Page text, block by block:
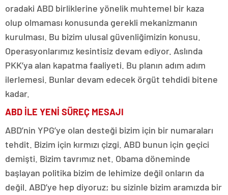
oradaki ABD birliklerine yönelik muhtemel bir kaza
olup olmaması konusunda gerekli mekanizmanın
kurulması. Bu bizim ulusal güvenliğimizin konusu.
Operasyonlarımız kesintisiz devam ediyor. Aslında
PKK’ya alan kapatma faaliyeti. Bu planın adım adım
ilerlemesi. Bunlar devam edecek örgüt tehdidi bitene
kadar.
ABD İLE YENİ SÜREÇ MESAJI
ABD’nin YPG’ye olan desteği bizim için bir numaraları
tehdit. Bizim için kırmızı çizgi. ABD bunun için geçici
demişti. Bizim tavrımız net. Obama döneminde
başlayan politika bizim de lehimize değil onların da
değil. ABD’ye hep diyoruz; bu sizinle bizim aramızda bir